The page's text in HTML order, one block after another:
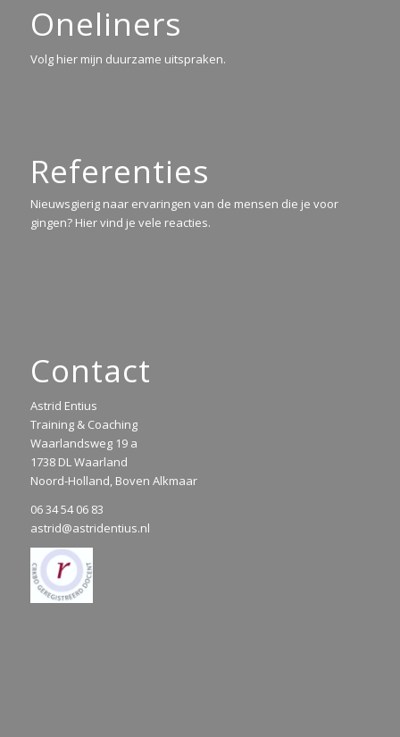
Oneliners
Volg hier mijn duurzame uitspraken.
Referenties
Nieuwsgierig naar ervaringen van de mensen die je voor
gingen? Hier vind je vele reacties.
Contact
Astrid Entius
Training & Coaching
Waarlandsweg 19 a
1738 DL Waarland
Noord-Holland, Boven Alkmaar
06 34 54 06 83
astrid@astridentius.nl